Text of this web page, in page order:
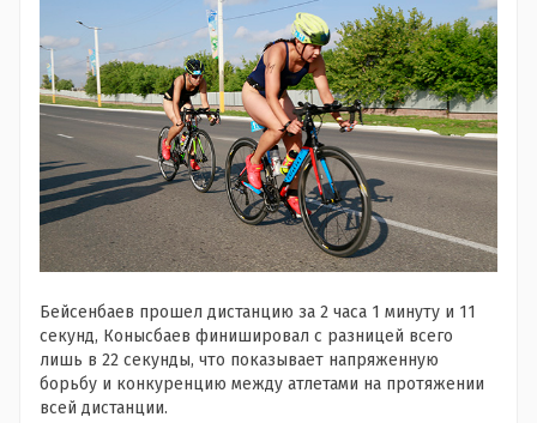
Бейсенбаев прошел дистанцию за 2 часа 1 минуту и 11
секунд, Конысбаев финишировал с разницей всего
лишь в 22 секунды, что показывает напряженную
борьбу и конкуренцию между атлетами на протяжении
всей дистанции.